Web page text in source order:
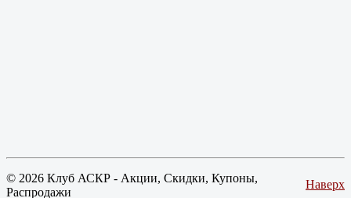
Наверх
© 2026 Клуб АСКР - Акции, Скидки, Купоны,
Распродажи